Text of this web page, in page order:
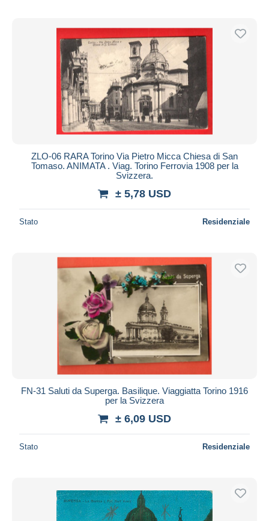
ZLO-06 RARA Torino Via Pietro Micca Chiesa di San
Tomaso. ANIMATA . Viag. Torino Ferrovia 1908 per la
Svizzera.
± 5,78 USD
Stato Residenziale
FN-31 Saluti da Superga. Basilique. Viaggiatta Torino 1916
per la Svizzera
± 6,09 USD
Stato Residenziale